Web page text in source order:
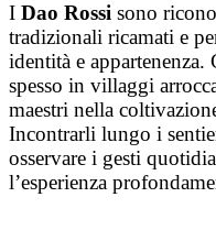
I Dao Rossi sono
tradizionali ricamati e
identità e appartenenza.
spesso in villaggi
maestri nella
Incontrarli lungo i
osservare i gesti
l’esperienza